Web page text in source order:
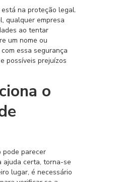
na proteção legal.
qualquer empresa
ao tentar
um nome ou
essa segurança
possíveis prejuízos
o
pode parecer
ajuda certa, torna-se
lugar, é necessário